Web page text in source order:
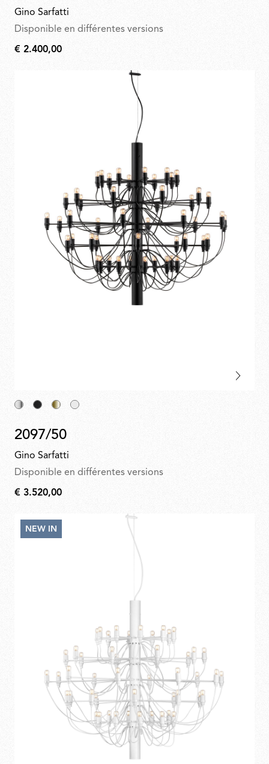
Gino Sarfatti
Disponible en différentes versions
€
€ 2.400,00
2097/50
Gino Sarfatti
Disponible en différentes versions
€
€ 3.520,00
NEW IN